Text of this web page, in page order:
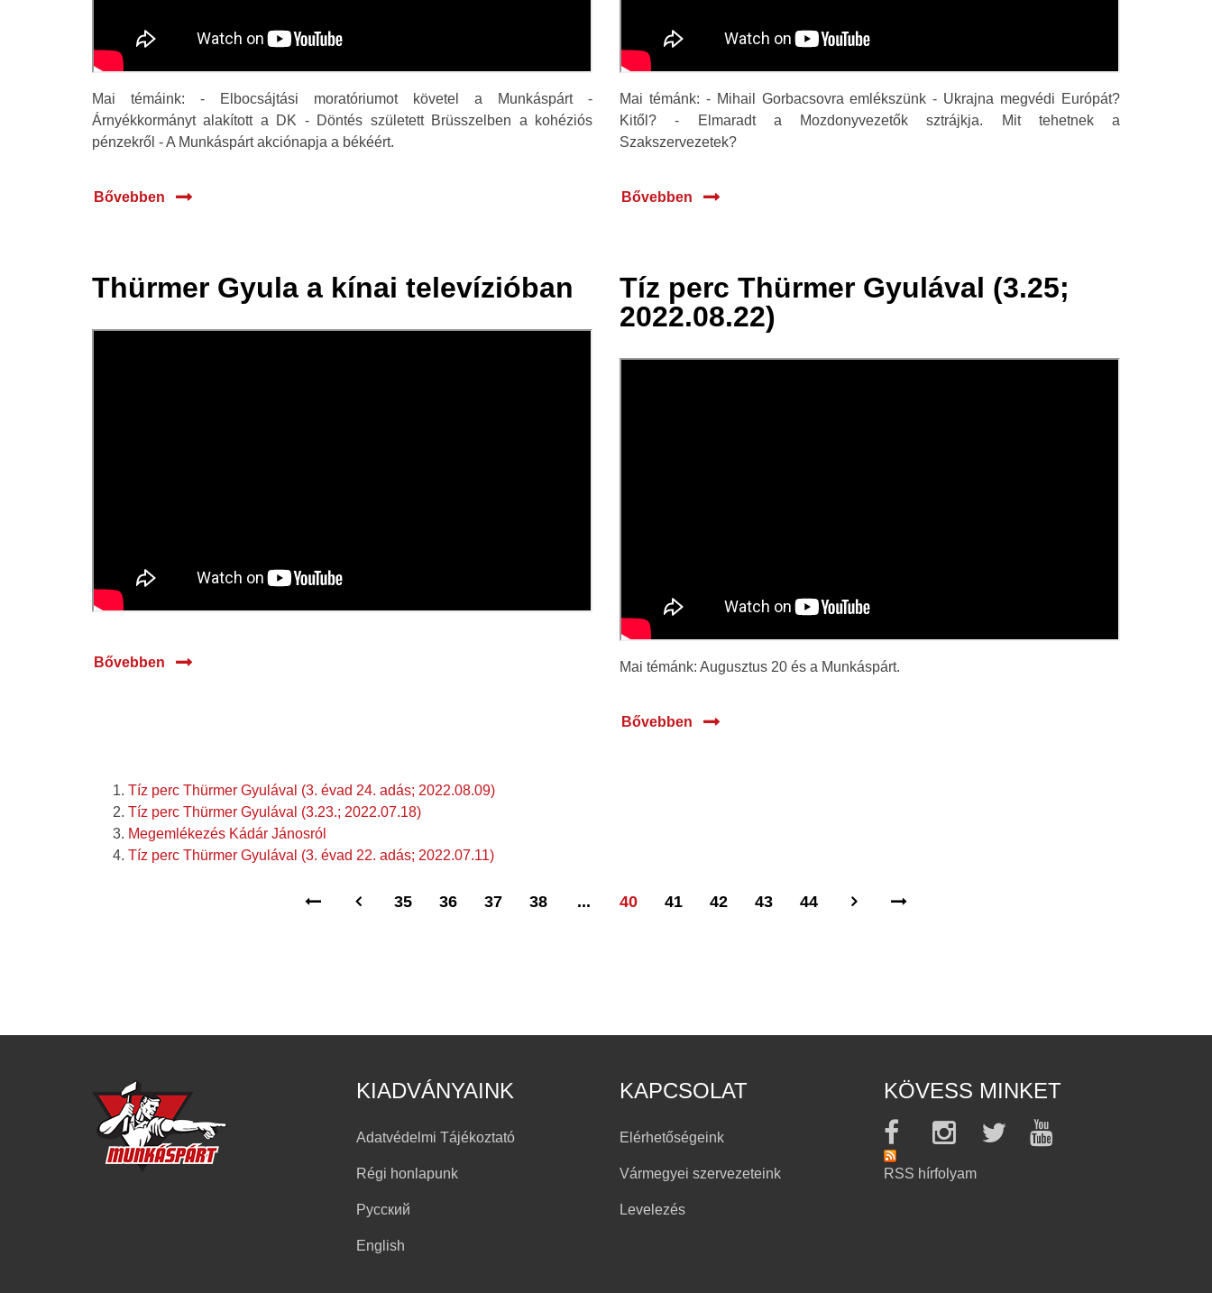
Mai témáink: - Elbocsájtási moratóriumot követel a Munkáspárt -
Árnyékkormányt alakított a DK - Döntés született Brüsszelben a kohéziós
pénzekről - A Munkáspárt akciónapja a békéért.
Bővebben
Mai témánk: - Mihail Gorbacsovra emlékszünk - Ukrajna megvédi Európát?
Kitől? - Elmaradt a Mozdonyvezetők sztrájkja. Mit tehetnek a
Szakszervezetek?
Bővebben
06 szept.
2022
Thürmer Gyula a kínai televízióban
Bővebben
23 aug.
2022
Tíz perc Thürmer Gyulával (3.25;
2022.08.22)
Mai témánk: Augusztus 20 és a Munkáspárt.
Bővebben
Tíz perc Thürmer Gyulával (3. évad 24. adás; 2022.08.09)
Tíz perc Thürmer Gyulával (3.23.; 2022.07.18)
Megemlékezés Kádár Jánosról
Tíz perc Thürmer Gyulával (3. évad 22. adás; 2022.07.11)
35 36 37 38 ... 40 41 42 43 44
KIADVÁNYAINK
Adatvédelmi Tájékoztató
Régi honlapunk
Русский
English
KAPCSOLAT
Elérhetőségeink
Vármegyei szervezeteink
Levelezés
KÖVESS MINKET
RSS hírfolyam